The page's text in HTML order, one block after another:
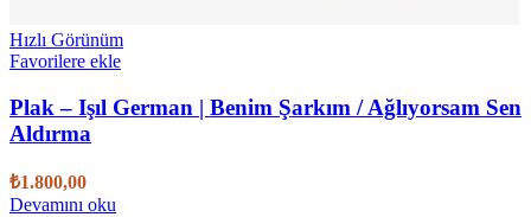
Hızlı Görünüm
Favorilere ekle
Plak – Işıl German | Benim Şarkım / Ağlıyorsam Sen
Aldırma
₺1.800,00
Devamını oku